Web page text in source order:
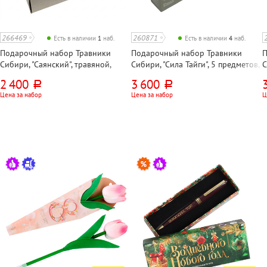
266469 Есть в наличии 1 наб.
Подарочный набор Травники
Сибири, "Саянский", травяной,
шишек, кедровое варенье
2 400 руб.
Цена за набор
260871 Есть в наличии 4 наб.
Подарочный набор Травники
Сибири, "Сила Тайги", 5 предметов,
3 600 руб.
Цена за набор